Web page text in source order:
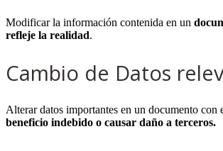
Modificar la información contenida en un
refleje la realidad.
Cambio de Datos
Alterar datos importantes en un documento con
beneficio indebido o causar daño a terceros.